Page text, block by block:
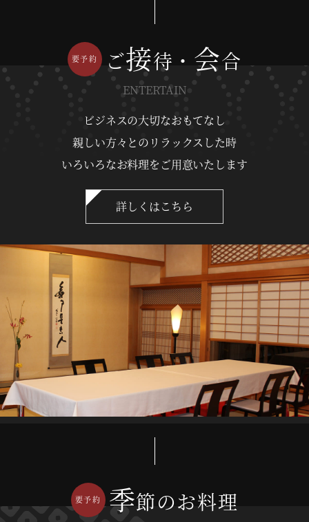
ご接待・ 会合
ENTERTAIN
ビジネスの大切なおもてなし
親しい方々とのリラックスした時
いろいろなお料理をご用意いたします
詳しくはこちら
季節のお料理